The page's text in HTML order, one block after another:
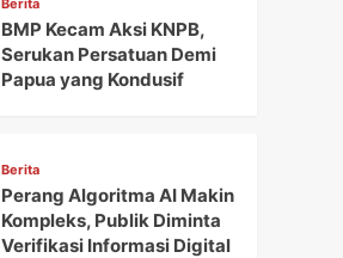
Berita
BMP Kecam Aksi KNPB,
Serukan Persatuan Demi
Papua yang Kondusif
Berita
Perang Algoritma AI Makin
Kompleks, Publik Diminta
Verifikasi Informasi Digital